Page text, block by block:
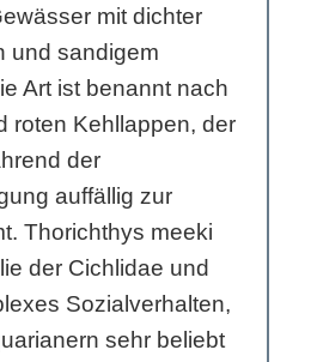
mit dichter
und sandigem
Art ist benannt nach
roten Kehllappen, der
der
auffällig zur
Thorichthys meeki
der Cichlidae und
Sozialverhalten,
sehr beliebt